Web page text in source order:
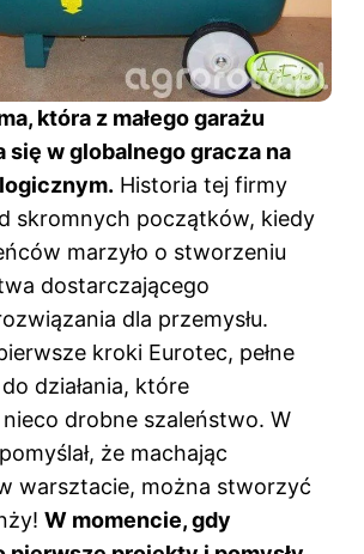
która z małego garażu
się w globalnego gracza na
Historia tej firmy
skromnych początków, kiedy
marzyło o stworzeniu
dostarczającego
dla przemysłu.
kroki Eurotec, pełne
działania, które
nieco drobne szaleństwo. W
że machając
warsztacie, można stworzyć
W momencie, gdy